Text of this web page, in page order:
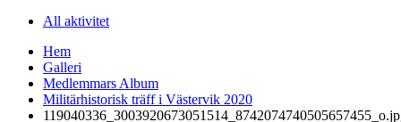
All aktivitet
Hem
Galleri
Medlemmars Album
Militärhistorisk träff i Västervik 2020